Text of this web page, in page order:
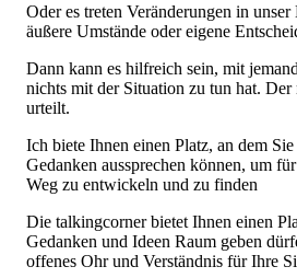
Oder es treten Veränderungen in
äußere Umstände oder eigene
Dann kann es hilfreich sein, mit
nichts mit der Situation zu tun hat.
urteilt.
Ich biete Ihnen einen Platz, an dem
Gedanken aussprechen können, um
Weg zu entwickeln und zu finden
Die talkingcorner bietet Ihnen einen
Gedanken und Ideen Raum geben
offenes Ohr und Verständnis für Ihre